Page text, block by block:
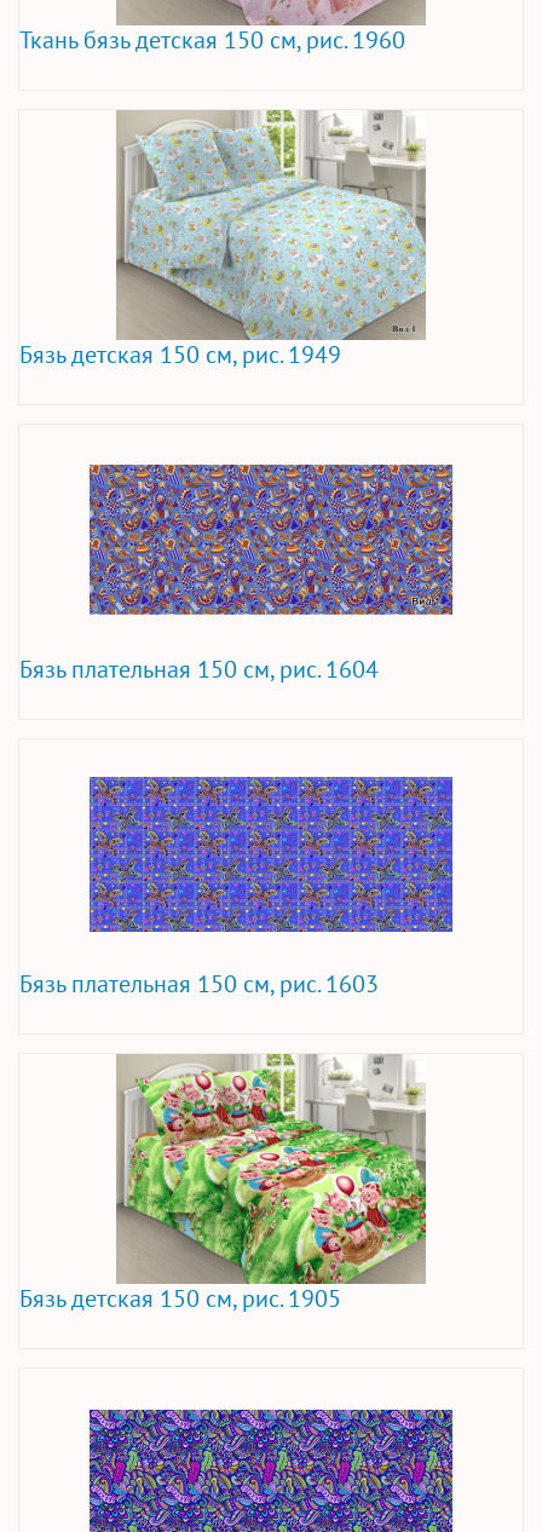
Ткань бязь детская 150 см, рис. 1960
Бязь детская 150 см, рис. 1949
Бязь плательная 150 см, рис. 1604
Бязь плательная 150 см, рис. 1603
Бязь детская 150 см, рис. 1905